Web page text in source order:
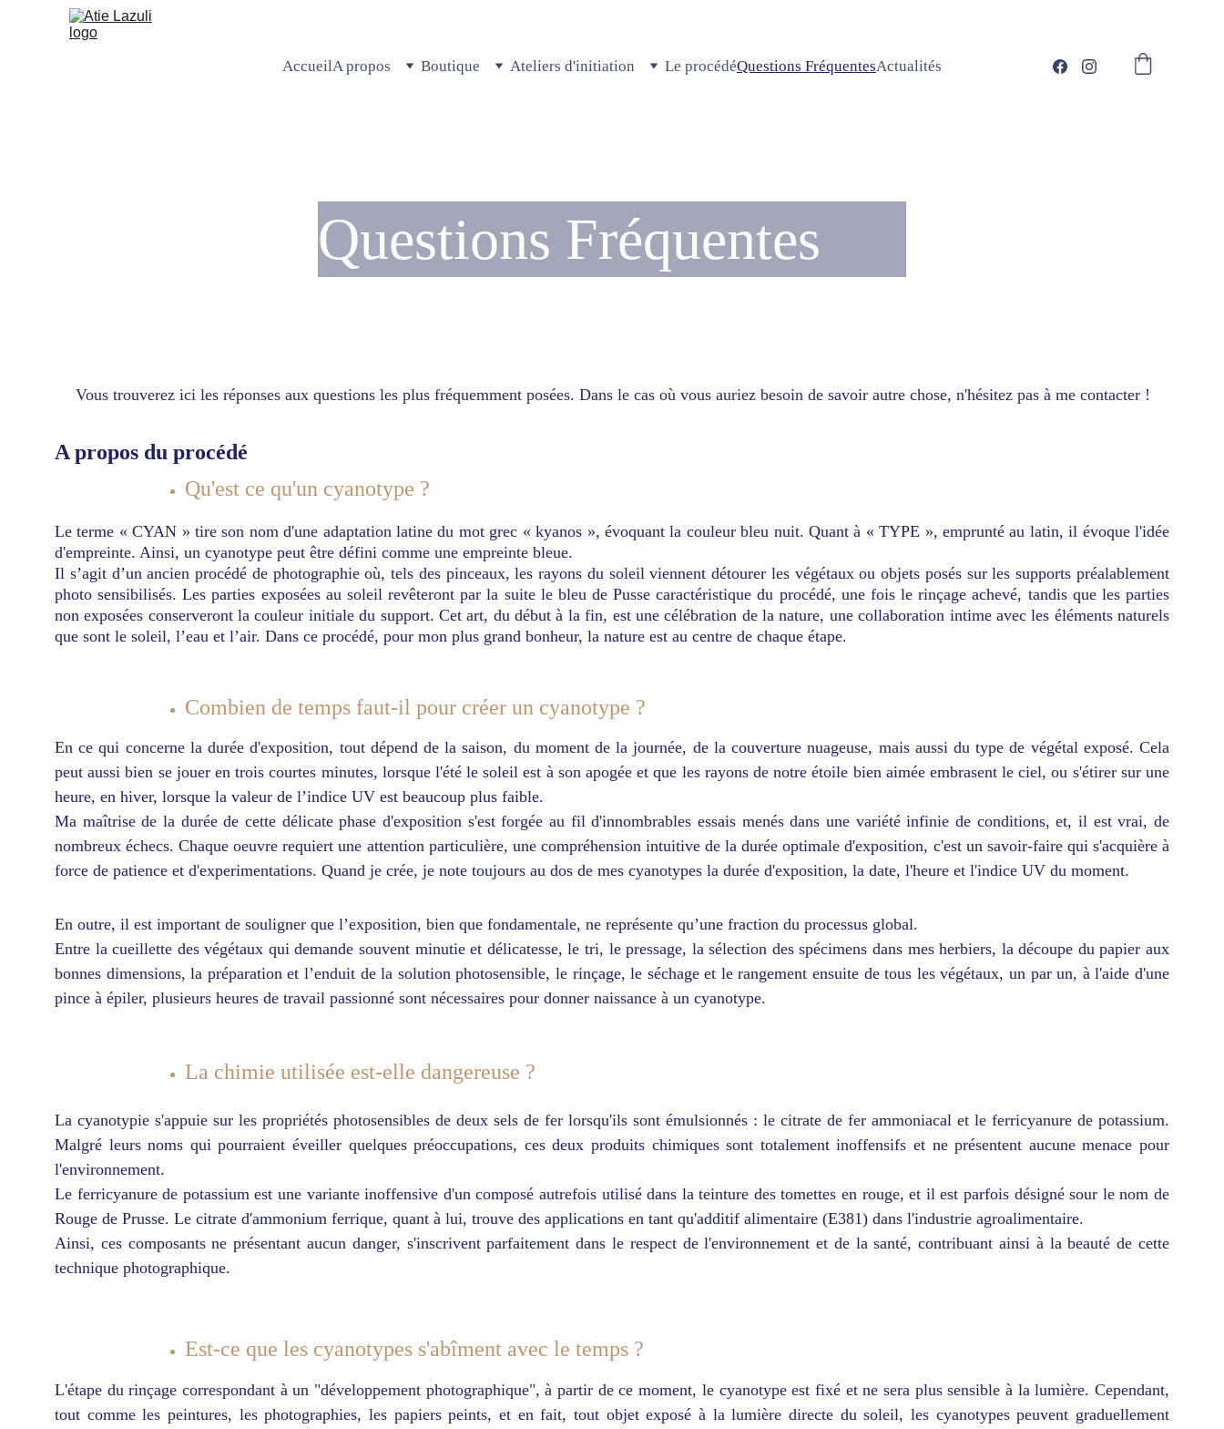
AccueilA propos Boutique Ateliers d'initiation Le procédéQuestions FréquentesActualités
Questions Fréquentes
Vous trouverez ici les réponses aux questions les plus fréquemment posées. Dans le cas où vous auriez besoin de savoir autre chose, n'hésitez pas à me contacter !
A propos du procédé
Qu'est ce qu'un cyanotype ?
Le terme « CYAN » tire son nom d'une adaptation latine du mot grec « kyanos », évoquant la couleur bleu nuit. Quant à « TYPE », emprunté au latin, il évoque l'idée
d'empreinte. Ainsi, un cyanotype peut être défini comme une empreinte bleue.
Il s’agit d’un ancien procédé de photographie où, tels des pinceaux, les rayons du soleil viennent détourer les végétaux ou objets posés sur les supports préalablement
photo sensibilisés. Les parties exposées au soleil revêteront par la suite le bleu de Pusse caractéristique du procédé, une fois le rinçage achevé, tandis que les parties
non exposées conserveront la couleur initiale du support. Cet art, du début à la fin, est une célébration de la nature, une collaboration intime avec les éléments naturels
que sont le soleil, l’eau et l’air. Dans ce procédé, pour mon plus grand bonheur, la nature est au centre de chaque étape.
Combien de temps faut-il pour créer un cyanotype ?
En ce qui concerne la durée d'exposition, tout dépend de la saison, du moment de la journée, de la couverture nuageuse, mais aussi du type de végétal exposé. Cela
peut aussi bien se jouer en trois courtes minutes, lorsque l'été le soleil est à son apogée et que les rayons de notre étoile bien aimée embrasent le ciel, ou s'étirer sur une
heure, en hiver, lorsque la valeur de l’indice UV est beaucoup plus faible.
Ma maîtrise de la durée de cette délicate phase d'exposition s'est forgée au fil d'innombrables essais menés dans une variété infinie de conditions, et, il est vrai, de
nombreux échecs. Chaque oeuvre requiert une attention particulière, une compréhension intuitive de la durée optimale d'exposition, c'est un savoir-faire qui s'acquière à
force de patience et d'experimentations. Quand je crée, je note toujours au dos de mes cyanotypes la durée d'exposition, la date, l'heure et l'indice UV du moment.
En outre, il est important de souligner que l’exposition, bien que fondamentale, ne représente qu’une fraction du processus global.
Entre la cueillette des végétaux qui demande souvent minutie et délicatesse, le tri, le pressage, la sélection des spécimens dans mes herbiers, la découpe du papier aux
bonnes dimensions, la préparation et l’enduit de la solution photosensible, le rinçage, le séchage et le rangement ensuite de tous les végétaux, un par un, à l'aide d'une
pince à épiler, plusieurs heures de travail passionné sont nécessaires pour donner naissance à un cyanotype.
La chimie utilisée est-elle dangereuse ?
La cyanotypie s'appuie sur les propriétés photosensibles de deux sels de fer lorsqu'ils sont émulsionnés : le citrate de fer ammoniacal et le ferricyanure de potassium.
Malgré leurs noms qui pourraient éveiller quelques préoccupations, ces deux produits chimiques sont totalement inoffensifs et ne présentent aucune menace pour
l'environnement.
Le ferricyanure de potassium est une variante inoffensive d'un composé autrefois utilisé dans la teinture des tomettes en rouge, et il est parfois désigné sour le nom de
Rouge de Prusse. Le citrate d'ammonium ferrique, quant à lui, trouve des applications en tant qu'additif alimentaire (E381) dans l'industrie agroalimentaire.
Ainsi, ces composants ne présentant aucun danger, s'inscrivent parfaitement dans le respect de l'environnement et de la santé, contribuant ainsi à la beauté de cette
technique photographique.
Est-ce que les cyanotypes s'abîment avec le temps ?
L'étape du rinçage correspondant à un "développement photographique", à partir de ce moment, le cyanotype est fixé et ne sera plus sensible à la lumière. Cependant,
tout comme les peintures, les photographies, les papiers peints, et en fait, tout objet exposé à la lumière directe du soleil, les cyanotypes peuvent graduellement